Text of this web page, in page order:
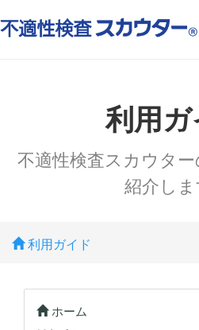
利用ガ
不適性検査スカウタ
紹介しま
利用ガイド
ホーム